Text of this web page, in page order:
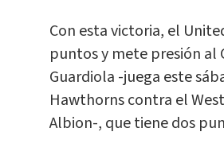
Con esta victoria, el
puntos y mete presión al
Guardiola -juega este
Hawthorns contra el
Albion-, que tiene dos